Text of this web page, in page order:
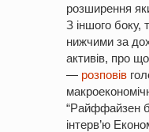
розширення
З іншого боку,
нижчими за
активів, про
— розповів
“Райффайзен
інтерв’ю